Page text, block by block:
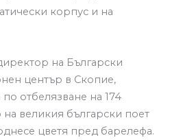
корпус и на
на Български
център в Скопие,
отбелязване на 174
великия български поет
цветя пред барелефа.